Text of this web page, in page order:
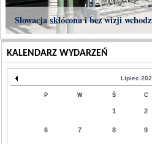
Słowacja skłócona i bez wizji
KALENDARZ WYDARZEŃ
Lipiec
P W Ś C
1 2
6 7 8 9